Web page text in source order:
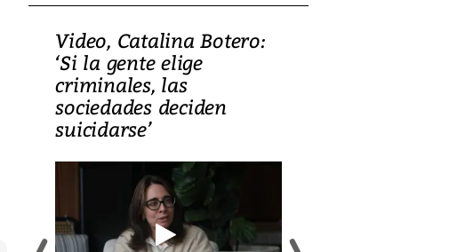
Video, Catalina Botero:
‘Si la gente elige
criminales, las
sociedades deciden
suicidarse’